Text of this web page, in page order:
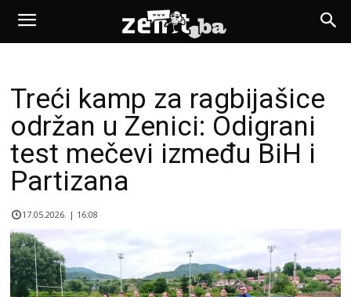
Treći kamp za ragbijašice
održan u Zenici: Odigrani
test mečevi između BiH i
Partizana
17.05.2026. | 16:08